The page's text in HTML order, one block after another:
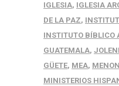
IGLESIA, IGLESIA
DE LA PAZ,
INSTITUTO BÍBLICO
GUATEMALA,
GÜETE, MEA,
MINISTERIOS